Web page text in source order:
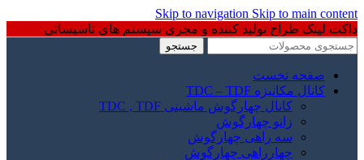
Skip to navigation Skip to main content
داکت لینک طراح تولید کننده و مجری سیستم های تاسیساتی
جستجو
صفحه نخست
کانال مکانیزه TDC – TDF
کانال چهارگوش ماشینی TDC , TDF
زانو چهارگوش
سه راهی چهارگوش
چهارراهی چهارگوش